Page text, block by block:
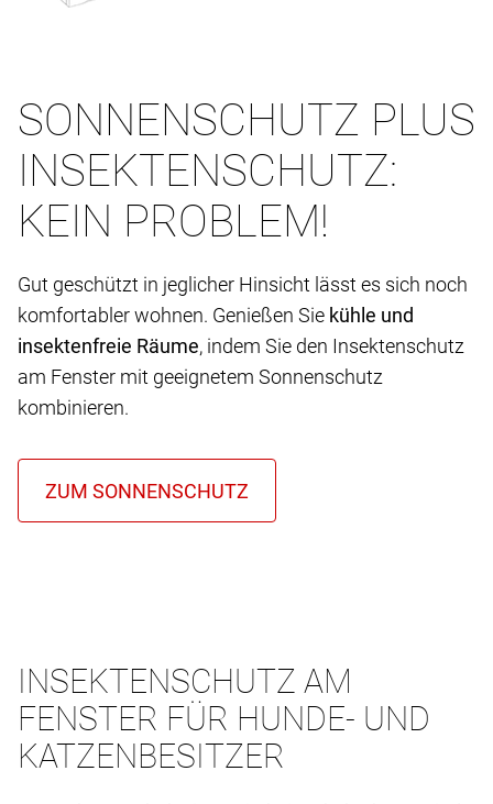
SONNENSCHUTZ PLUS
INSEKTENSCHUTZ:
KEIN PROBLEM!
Gut geschützt in jeglicher Hinsicht lässt es sich noch
komfortabler wohnen. Genießen Sie kühle und
insektenfreie Räume, indem Sie den Insektenschutz
am Fenster mit geeignetem Sonnenschutz
kombinieren.
INSEKTENSCHUTZ AM
FENSTER FÜR HUNDE- UND
KATZENBESITZER